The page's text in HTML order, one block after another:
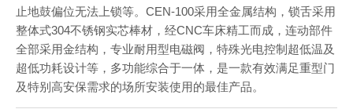
止地鼓偏位无法上锁等。CEN-100采用全金属结构，锁舌采用
整体式304不锈钢实芯棒材，经CNC车床精工而成，连动部件
全部采用金结构，专业耐用型电磁阀，特殊光电控制超低温及
超低功耗设计等，多功能综合于一体，是一款有效满足重型门
及特别高安保需求的场所安装使用的最佳产品。